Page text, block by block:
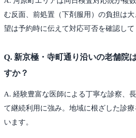
む反面、前処置（下剤服用）の負担は
望は予約時に伝えて対応可否を確認して
Q. 新京極・寺町通り沿いの老舗院
すか？
A. 経験豊富な医師による丁寧な診察、
て継続利用に強み。地域に根ざした診
います。